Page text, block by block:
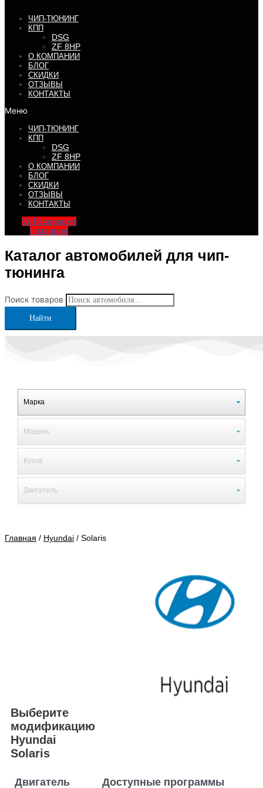
ЧИП-ТЮНИНГ
КПП
DSG
ZF 8HP
О КОМПАНИИ
БЛОГ
СКИДКИ
ОТЗЫВЫ
КОНТАКТЫ
Меню
ЧИП-ТЮНИНГ
КПП
DSG
ZF 8HP
О КОМПАНИИ
БЛОГ
СКИДКИ
ОТЗЫВЫ
КОНТАКТЫ
Vk Facebook-f
Instagram
Каталог автомобилей для чип-
тюнинга
Поиск товаров
Найти
Главная / Hyundai / Solaris
Выберите
модификацию
Hyundai
Solaris
Двигатель Доступные программы